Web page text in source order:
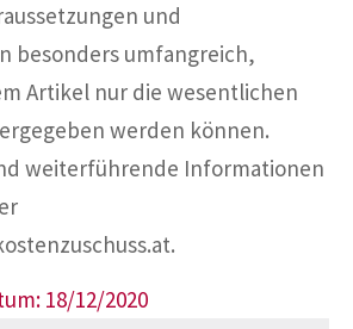
und
besonders umfangreich,
Artikel nur die wesentlichen
werden können.
weiterführende Informationen
18/12/2020